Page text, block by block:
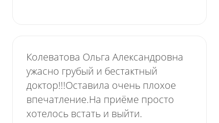
Колеватова Ольга Александровна
ужасно грубый и бестактный
доктор!!!Оставила очень плохое
впечатление.На приёме просто
хотелось встать и выйти.